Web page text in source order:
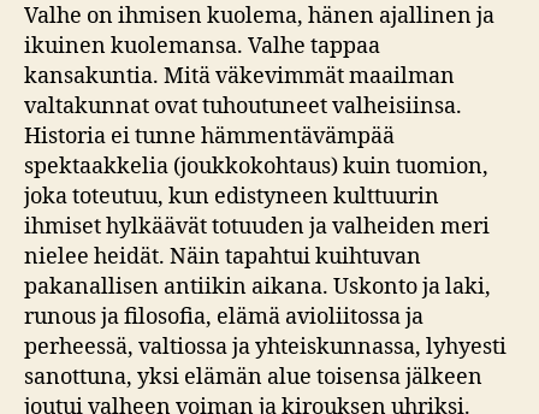
Valhe on ihmisen kuolema, hänen ajallinen ja
ikuinen kuolemansa. Valhe tappaa
kansakuntia. Mitä väkevimmät maailman
valtakunnat ovat tuhoutuneet valheisiinsa.
Historia ei tunne hämmentävämpää
spektaakkelia (joukkokohtaus) kuin tuomion,
joka toteutuu, kun edistyneen kulttuurin
ihmiset hylkäävät totuuden ja valheiden meri
nielee heidät. Näin tapahtui kuihtuvan
pakanallisen antiikin aikana. Uskonto ja laki,
runous ja filosofia, elämä avioliitossa ja
perheessä, valtiossa ja yhteiskunnassa, lyhyesti
sanottuna, yksi elämän alue toisensa jälkeen
joutui valheen voiman ja kirouksen uhriksi.